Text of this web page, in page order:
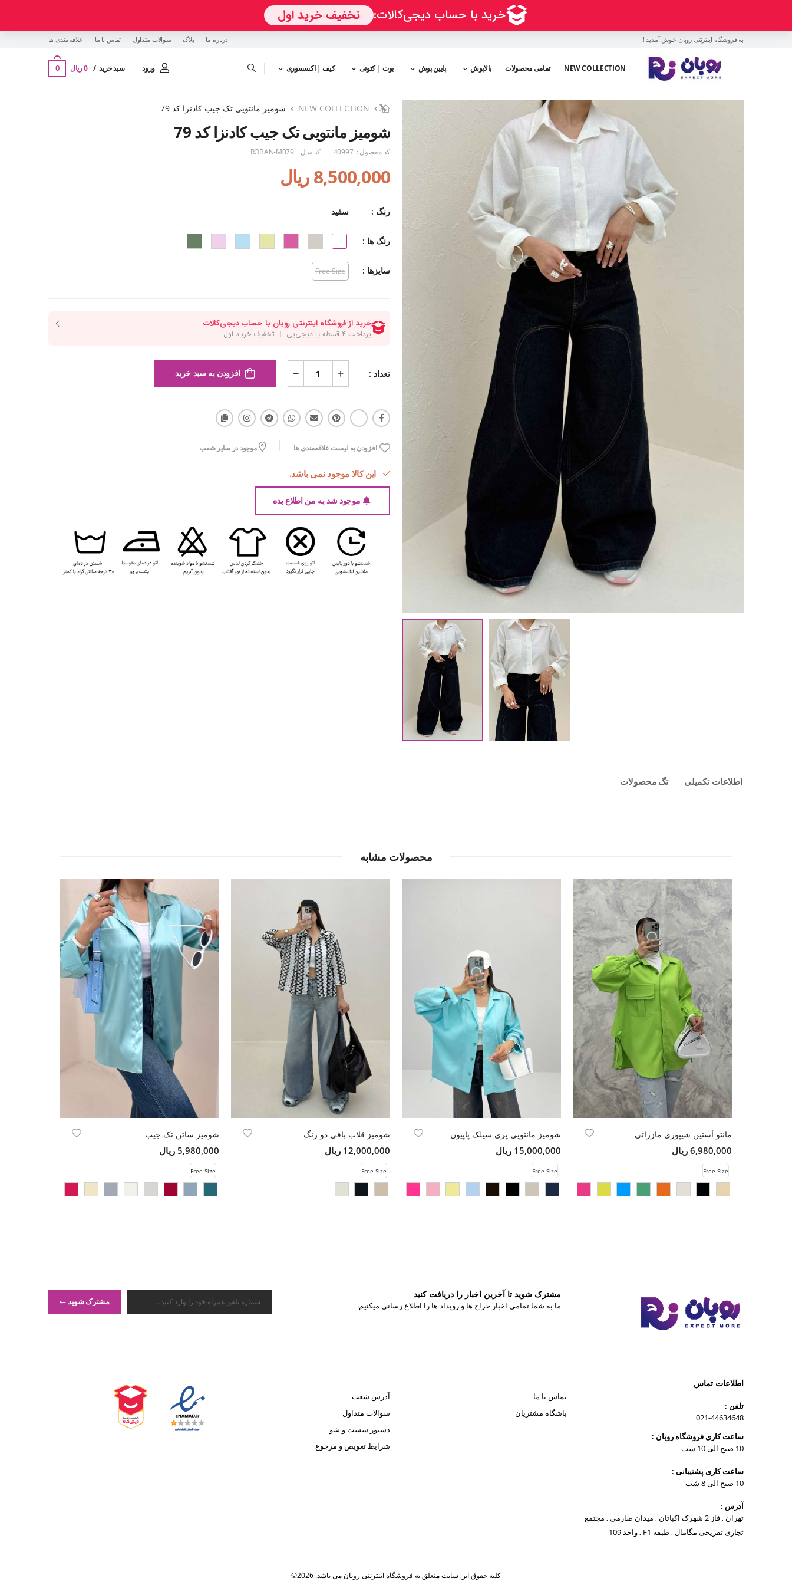
به فروشگاه اینترنتی روبان خوش آمدید ! درباره ما بلاگ سوالات متداول تماس با ما ‌علاقه‌مندی ها
NEW COLLECTION تمامی محصولات بالاپوش پایین پوش بوت | کتونی کیف | اکسسوری ورود سبد خرید 0 ریال 0
NEW COLLECTION شومیز مانتویی تک جیب کادنزا کد 79
شومیز مانتویی تک جیب کادنزا کد 79
کد محصول : 40997 کد مدل : ROBAN-M079
8,500,000 ریال
رنگ : سفید
رنگ ها :
سایزها : Free Size
تعداد : افزودن به سبد خرید
افزودن به لیست علاقه‌مندی ها موجود در سایر شعب
این کالا موجود نمی باشد.
موجود شد به من اطلاع بده
اطلاعات تکمیلی تگ محصولات
محصولات مشابه
مانتو آستین شیپوری مازراتی
6,980,000 ریال
Free Size
شومیز مانتویی پری سیلک پاپیون
15,000,000 ریال
Free Size
شومیز قلاب بافی دو رنگ
12,000,000 ریال
Free Size
شومیز ساتن تک جیب
5,980,000 ریال
Free Size
مشترک شوید تا آخرین اخبار را دریافت کنید
ما به شما تمامی اخبار حراج ها و رویداد ها را اطلاع رسانی میکنیم. مشترک شوید
اطلاعات تماس
تلفن :
021-44634648
ساعت کاری فروشگاه روبان :
10 صبح الی 10 شب
ساعت کاری پشتیبانی :
10 صبح الی 8 شب
آدرس :
تهران , فاز 2 شهرک اکباتان , میدان صارمی , مجتمع
تجاری تفریحی مگامال , طبقه F1 , واحد 109
تماس با ما
باشگاه مشتریان
آدرس شعب
سوالات متداول
دستور شست و شو
شرایط تعویض و مرجوع
کلیه حقوق این سایت متعلق به فروشگاه اینترنتی روبان می باشد. 2026©